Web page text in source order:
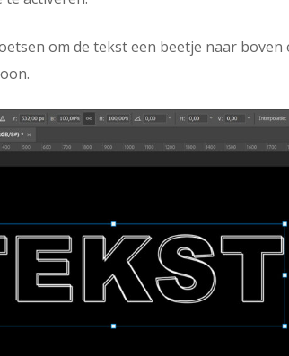
om de tekst een beetje naar